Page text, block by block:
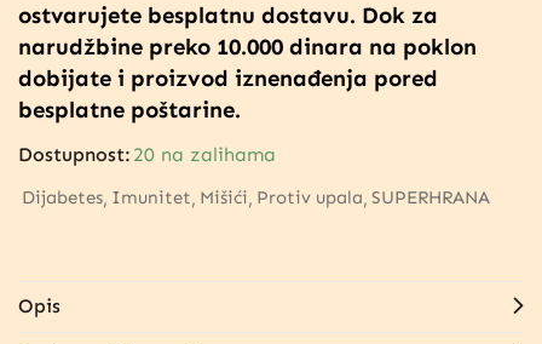
ostvarujete besplatnu dostavu. Dok za
narudžbine preko 10.000 dinara na poklon
dobijate i proizvod iznenađenja pored
besplatne poštarine.
Dostupnost: 20 na zalihama
Dijabetes Imunitet Mišići Protiv upala SUPERHRANA
Opis